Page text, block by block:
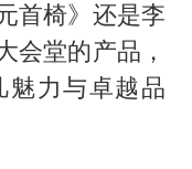
首椅》还是李
会堂的产品，
力与卓越品